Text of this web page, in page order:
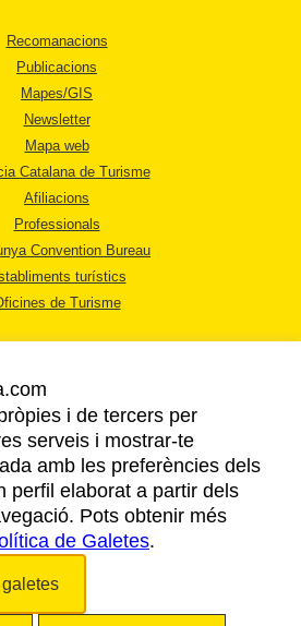
Recomanacions
Publicacions
Mapes/GIS
Newsletter
Mapa web
Catalana de Turisme
Afiliacions
Professionals
Convention Bureau
turístics
de Turisme
AVÍS LEGAL
DE PRIVACITAT
COOKIES
ACCESSIBILITAT
i de tercers per
serveis i mostrar-te
amb les preferències dels
perfil elaborat a partir dels
Pots obtenir més
de Galetes.